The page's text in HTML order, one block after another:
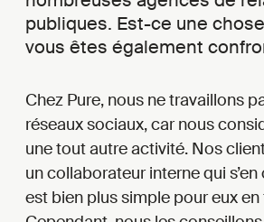
publiques. Est-ce une
vous êtes également
Chez Pure, nous ne travaillons
réseaux sociaux, car nous
une tout autre activité. Nos
un collaborateur interne qui
est bien plus simple pour eux